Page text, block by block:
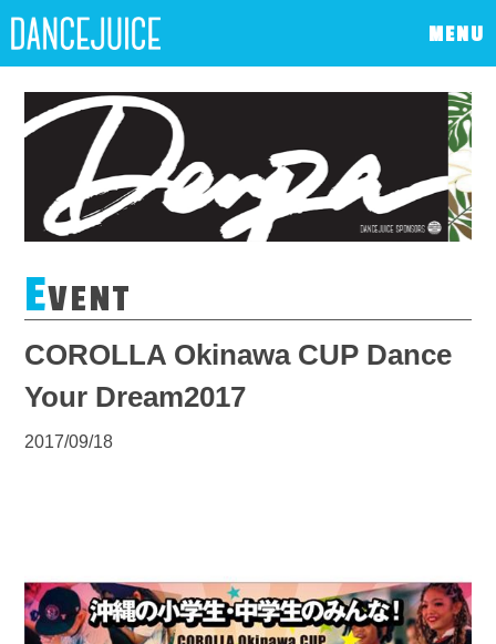
MENU
EVENT
COROLLA Okinawa CUP Dance
Your Dream2017
2017/09/18